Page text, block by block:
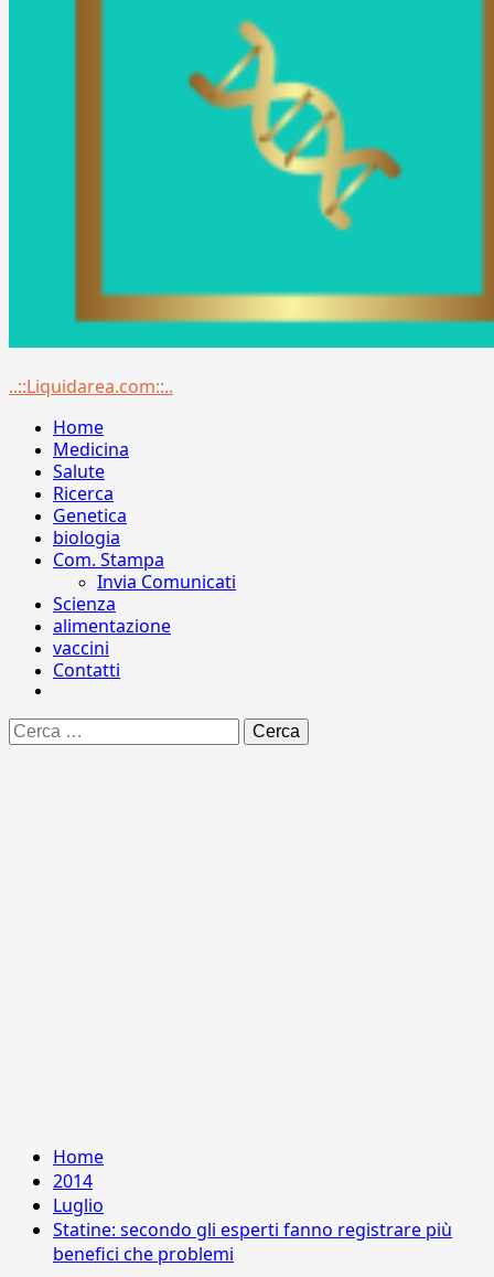
Menu
..::Liquidarea.com::..
Home
Medicina
Salute
Ricerca
Genetica
biologia
Com. Stampa
Invia Comunicati
Scienza
alimentazione
vaccini
Contatti
Ricerca
per:
Home
2014
Luglio
Statine: secondo gli esperti fanno registrare più
benefici che problemi